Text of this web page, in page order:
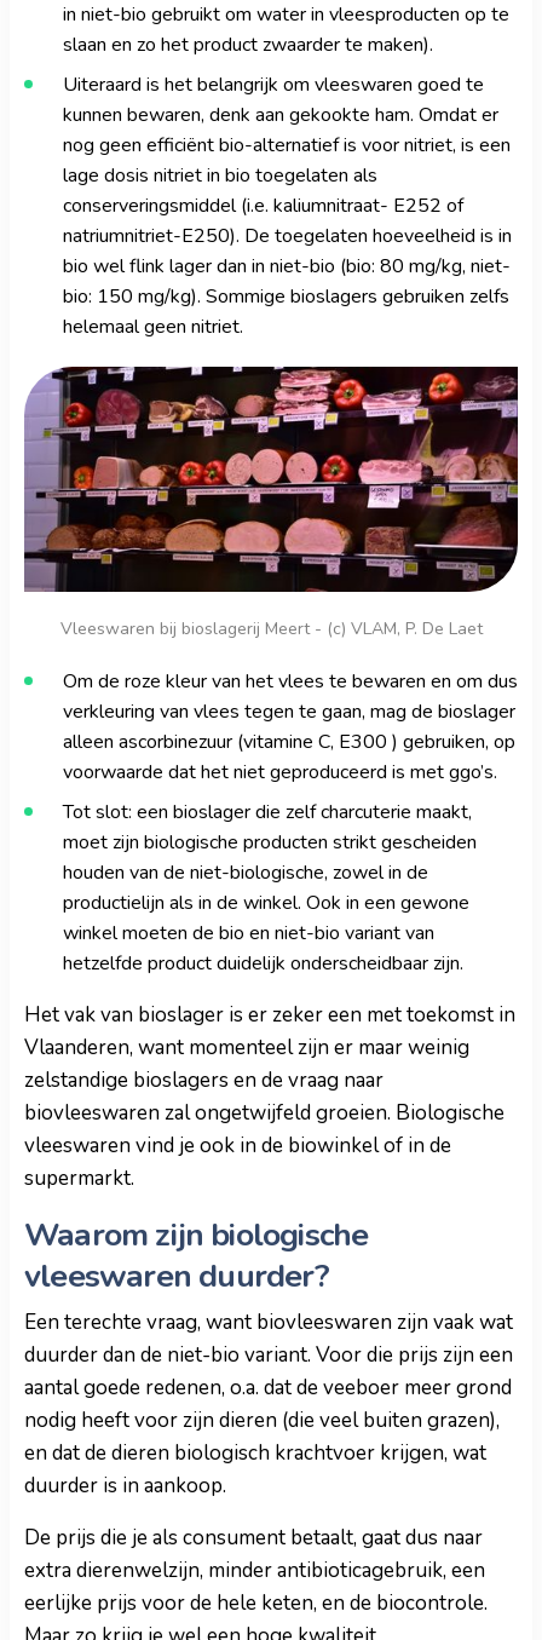
in niet-bio gebruikt om water in vleesproducten op te
slaan en zo het product zwaarder te maken).
Uiteraard is het belangrijk om vleeswaren goed te
kunnen bewaren, denk aan gekookte ham. Omdat er
nog geen efficiënt bio-alternatief is voor nitriet, is een
lage dosis nitriet in bio toegelaten als
conserveringsmiddel (i.e. kaliumnitraat- E252 of
natriumnitriet-E250). De toegelaten hoeveelheid is in
bio wel flink lager dan in niet-bio (bio: 80 mg/kg, niet-
bio: 150 mg/kg). Sommige bioslagers gebruiken zelfs
helemaal geen nitriet.
Vleeswaren bij bioslagerij Meert - (c) VLAM, P. De Laet
Om de roze kleur van het vlees te bewaren en om dus
verkleuring van vlees tegen te gaan, mag de bioslager
alleen ascorbinezuur (vitamine C, E300 ) gebruiken, op
voorwaarde dat het niet geproduceerd is met ggo’s.
Tot slot: een bioslager die zelf charcuterie maakt,
moet zijn biologische producten strikt gescheiden
houden van de niet-biologische, zowel in de
productielijn als in de winkel. Ook in een gewone
winkel moeten de bio en niet-bio variant van
hetzelfde product duidelijk onderscheidbaar zijn.
Het vak van bioslager is er zeker een met toekomst in
Vlaanderen, want momenteel zijn er maar weinig
zelstandige bioslagers en de vraag naar
biovleeswaren zal ongetwijfeld groeien. Biologische
vleeswaren vind je ook in de biowinkel of in de
supermarkt.
Waarom zijn biologische
vleeswaren duurder?
Een terechte vraag, want biovleeswaren zijn vaak wat
duurder dan de niet-bio variant. Voor die prijs zijn een
aantal goede redenen, o.a. dat de veeboer meer grond
nodig heeft voor zijn dieren (die veel buiten grazen),
en dat de dieren biologisch krachtvoer krijgen, wat
duurder is in aankoop.
De prijs die je als consument betaalt, gaat dus naar
extra dierenwelzijn, minder antibioticagebruik, een
eerlijke prijs voor de hele keten, en de biocontrole.